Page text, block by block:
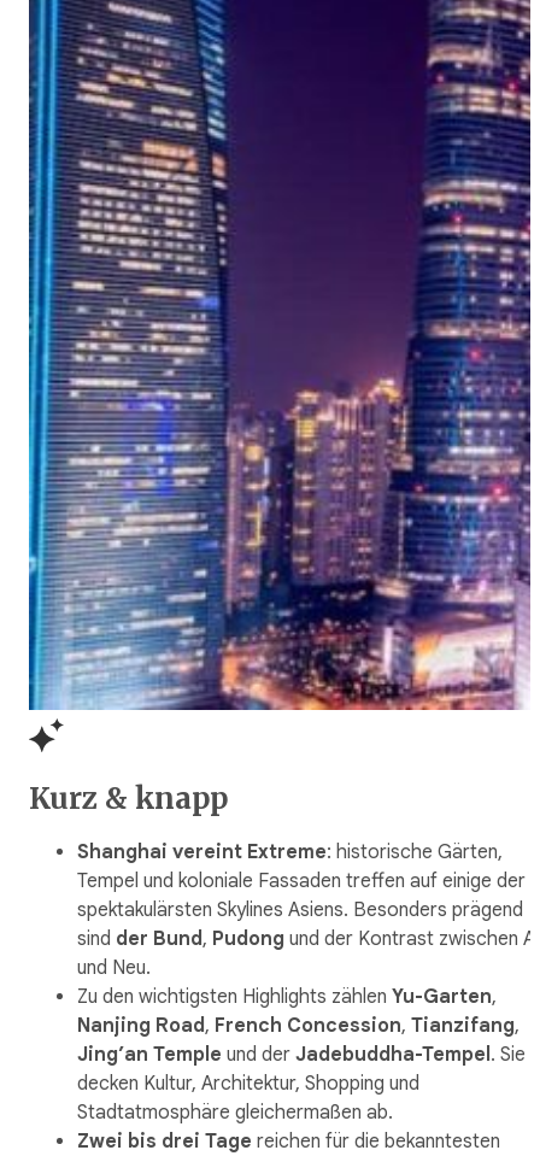
Kurz & knapp
Shanghai vereint Extreme: historische Gärten,
Tempel und koloniale Fassaden treffen auf einige der
spektakulärsten Skylines Asiens. Besonders prägend
sind der Bund , Pudong und der Kontrast zwischen
und Neu.
Zu den wichtigsten Highlights zählen Yu-Garten,
Nanjing Road , French Concession, Tianzifang,
Jing’an Temple und der Jadebuddha-Tempel . Sie
decken Kultur, Architektur, Shopping und
Stadtatmosphäre gleichermaßen ab.
Zwei bis drei Tage reichen für die bekanntesten